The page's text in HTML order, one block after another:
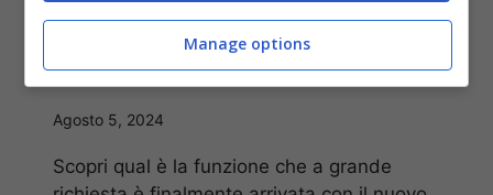
non su tutti i mac: le
novità
Agosto 5, 2024
Scopri qual è la funzione che a grande
Manage options